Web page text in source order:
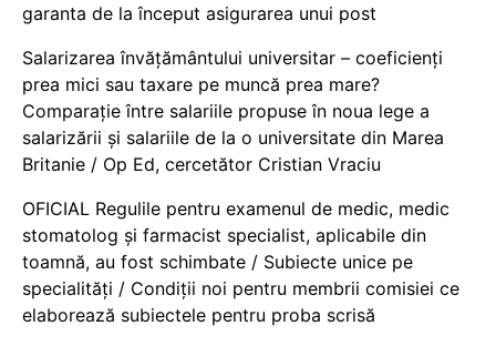
garanta de la început asigurarea unui post
Salarizarea învățământului universitar – coeficienți
prea mici sau taxare pe muncă prea mare?
Comparație între salariile propuse în noua lege a
salarizării și salariile de la o universitate din Marea
Britanie / Op Ed, cercetător Cristian Vraciu
OFICIAL Regulile pentru examenul de medic, medic
stomatolog și farmacist specialist, aplicabile din
toamnă, au fost schimbate / Subiecte unice pe
specialități / Condiții noi pentru membrii comisiei ce
elaborează subiectele pentru proba scrisă